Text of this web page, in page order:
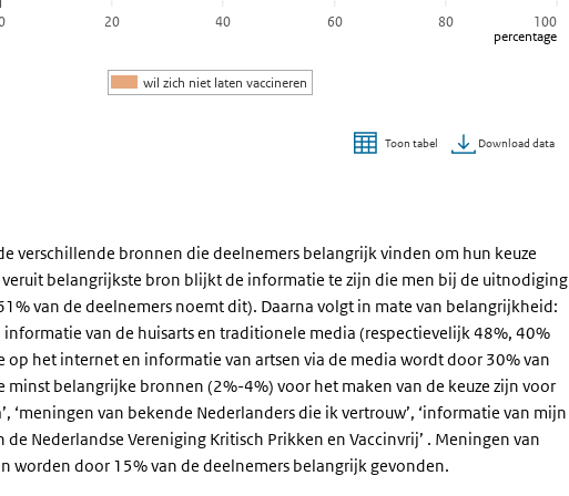
percentage
wil zich niet laten vaccineren
20 40 60 80 100
Toon tabel Download data
verschillende bronnen die deelnemers belangrijk vinden om hun keuze
belangrijkste bron blijkt de informatie te zijn die men bij de uitnodiging
van de deelnemers noemt dit). Daarna volgt in mate van belangrijkheid:
van de huisarts en traditionele media (respectievelijk 48%, 40%
het internet en informatie van artsen via de media wordt door 30% van
belangrijke bronnen (2%-4%) voor het maken van de keuze zijn voor
‘meningen van bekende Nederlanders die ik vertrouw’, ‘informatie van mijn
Nederlandse Vereniging Kritisch Prikken en Vaccinvrij’ . Meningen van
worden door 15% van de deelnemers belangrijk gevonden.